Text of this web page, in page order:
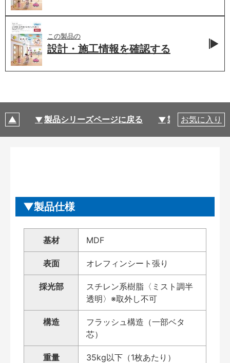
この製品の
設計・施工情報を確認する
製品シリーズページに戻る 製品仕様
お気に入り
製品仕様
基材 MDF
表面 オレフィンシート張り
採光部
スチレン系樹脂〈ミスト調半
透明〉※取外し不可
構造
フラッシュ構造（一部ベタ
芯）
重量 35kg以下（1枚あたり）